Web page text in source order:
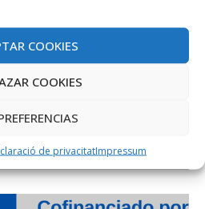
COOKIES
COOKIES
de privacitatImpressum
PEL FONS SOCIAL EUROPEU